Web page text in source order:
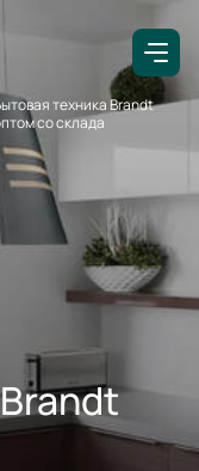
техника Brandt
со склада